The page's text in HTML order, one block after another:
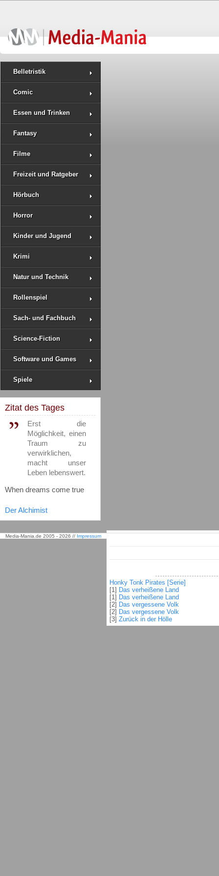
Belletristik
Comic
Essen und Trinken
Fantasy
Filme
Freizeit und Ratgeber
Hörbuch
Horror
Kinder und Jugend
Krimi
Natur und Technik
Rollenspiel
Sach- und Fachbuch
Science-Fiction
Software und Games
Spiele
Zitat des Tages
Erst die
Möglichkeit, einen
Traum zu
verwirklichen,
macht unser
Leben lebenswert.
When dreams come true
Der Alchimist
Honky Tonk Pirates [Serie]
[1] Das verheißene Land
[1] Das verheißene Land
[2] Das vergessene Volk
[2] Das vergessene Volk
[3] Zurück in der Hölle
Media-Mania.de 2005 - 2026 // Impressum